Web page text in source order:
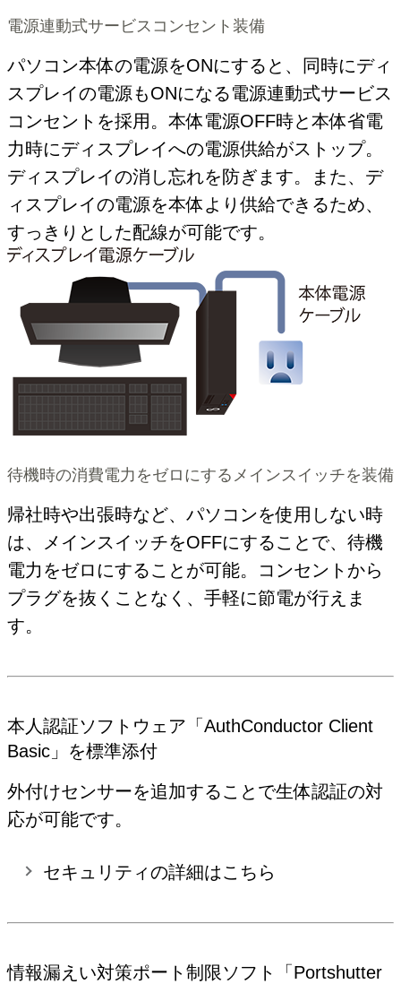
電源連動式サービスコンセント装備
パソコン本体の電源をONにすると、同時にディ
スプレイの電源もONになる電源連動式サービス
コンセントを採用。本体電源OFF時と本体省電
力時にディスプレイへの電源供給がストップ。
ディスプレイの消し忘れを防ぎます。また、デ
ィスプレイの電源を本体より供給できるため、
すっきりとした配線が可能です。
待機時の消費電力をゼロにするメインスイッチを装備
帰社時や出張時など、パソコンを使用しない時
は、メインスイッチをOFFにすることで、待機
電力をゼロにすることが可能。コンセントから
プラグを抜くことなく、手軽に節電が行えま
す。
本人認証ソフトウェア「AuthConductor Client
Basic」を標準添付
外付けセンサーを追加することで生体認証の対
応が可能です。
セキュリティの詳細はこちら
情報漏えい対策ポート制限ソフト「Portshutter